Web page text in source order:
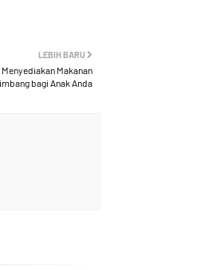
LEBIH BARU
Makanan
bagi Anak Anda